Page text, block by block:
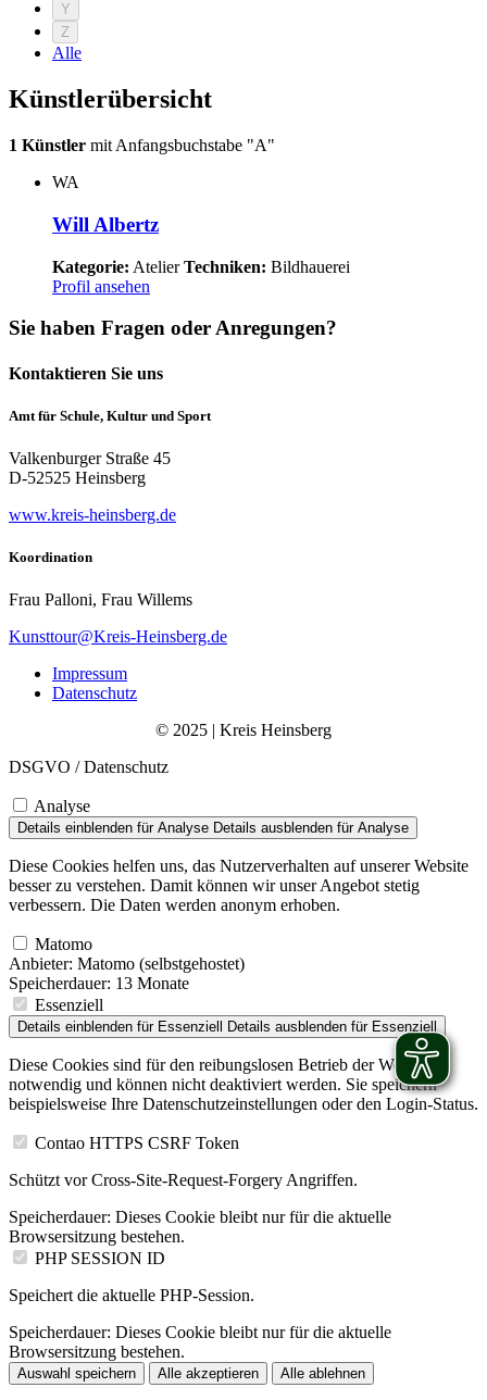
Y
Z
Alle
Künstlerübersicht
1 Künstler mit Anfangsbuchstabe "A"
WA
Will Albertz
Kategorie: Atelier Techniken: Bildhauerei
Profil ansehen
Sie haben Fragen oder Anregungen?
Kontaktieren Sie uns
Amt für Schule, Kultur und Sport
Valkenburger Straße 45
D-52525 Heinsberg
www.kreis-heinsberg.de
Koordination
Frau Palloni, Frau Willems
Kunsttour@Kreis-Heinsberg.de
Impressum
Datenschutz
© 2025 | Kreis Heinsberg
DSGVO / Datenschutz
Analyse
Details einblenden für Analyse Details ausblenden für Analyse
Diese Cookies helfen uns, das Nutzerverhalten auf unserer Website
besser zu verstehen. Damit können wir unser Angebot stetig
verbessern. Die Daten werden anonym erhoben.
Matomo
Anbieter: Matomo (selbstgehostet)
Speicherdauer: 13 Monate
Essenziell
Details einblenden für Essenziell Details ausblenden für Essenziell
Diese Cookies sind für den reibungslosen Betrieb der Website
notwendig und können nicht deaktiviert werden. Sie speichern
beispielsweise Ihre Datenschutzeinstellungen oder den Login-Status.
Contao HTTPS CSRF Token
Schützt vor Cross-Site-Request-Forgery Angriffen.
Speicherdauer: Dieses Cookie bleibt nur für die aktuelle
Browsersitzung bestehen.
PHP SESSION ID
Speichert die aktuelle PHP-Session.
Speicherdauer: Dieses Cookie bleibt nur für die aktuelle
Browsersitzung bestehen.
Auswahl speichern Alle akzeptieren Alle ablehnen